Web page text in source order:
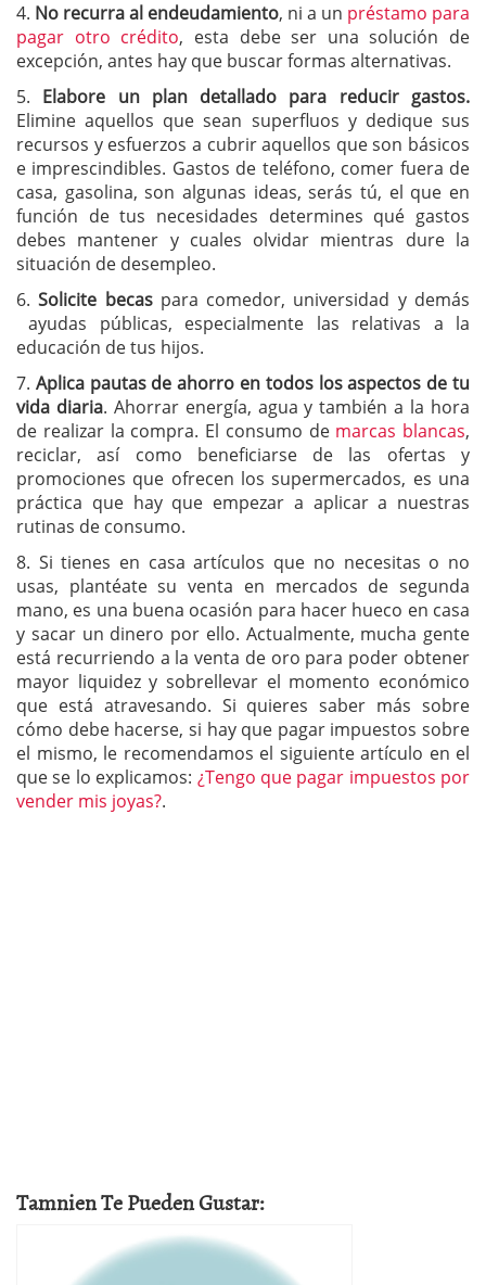
4. No recurra al endeudamiento, ni a un préstamo para
pagar otro crédito, esta debe ser una solución de
excepción, antes hay que buscar formas alternativas.
5. Elabore un plan detallado para reducir gastos.
Elimine aquellos que sean superfluos y dedique sus
recursos y esfuerzos a cubrir aquellos que son básicos
e imprescindibles. Gastos de teléfono, comer fuera de
casa, gasolina, son algunas ideas, serás tú, el que en
función de tus necesidades determines qué gastos
debes mantener y cuales olvidar mientras dure la
situación de desempleo.
6.Solicite becaspara comedor, universidad y demás
ayudas públicas, especialmente las relativas a la
educación de tus hijos.
7. Aplica pautas de ahorro en todos los aspectos de tu
vida diaria. Ahorrar energía, agua y también a la hora
de realizar la compra. El consumo de marcas blancas,
reciclar, así como beneficiarse de las ofertas y
promociones que ofrecen los supermercados, es una
práctica que hay que empezar a aplicar a nuestras
rutinas de consumo.
8. Si tienes en casa artículos que no necesitas o no
usas, plantéate su venta en mercados de segunda
mano, es una buena ocasión para hacer hueco en casa
y sacar un dinero por ello. Actualmente, mucha gente
está recurriendo a la venta de oro para poder obtener
mayor liquidez y sobrellevar el momento económico
que está atravesando. Si quieres saber más sobre
cómo debe hacerse, si hay que pagar impuestos sobre
el mismo, le recomendamos el siguiente artículo en el
que se lo explicamos: ¿Tengo que pagar impuestos por
vender mis joyas?.
Tamnien Te Pueden Gustar: